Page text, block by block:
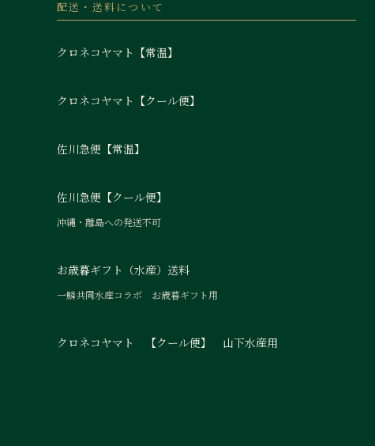
配送・送料について
クロネコヤマト【常温】
クロネコヤマト【クール便】
佐川急便【常温】
佐川急便【クール便】
沖縄・離島への発送不可
お歳暮ギフト（水産）送料
一鱗共同水産コラボ お歳暮ギフト用
クロネコヤマト 【クール便】 山下水産用